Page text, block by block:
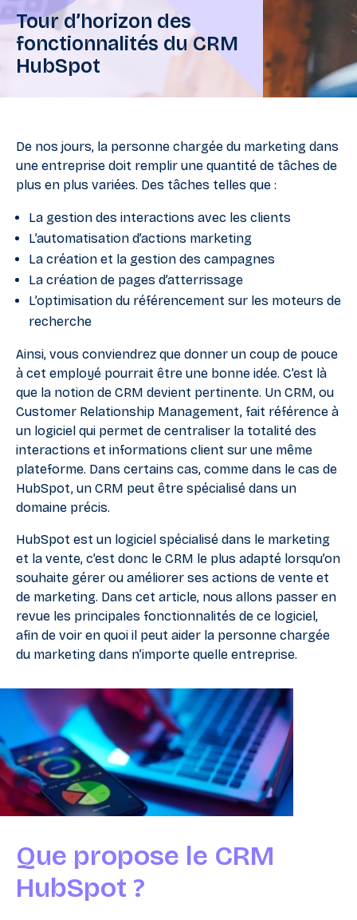
Tour d’horizon des
fonctionnalités du CRM
HubSpot
De nos jours, la personne chargée du marketing dans
une entreprise doit remplir une quantité de tâches de
plus en plus variées. Des tâches telles que :
La gestion des interactions avec les clients
L’automatisation d’actions marketing
La création et la gestion des campagnes
La création de pages d’atterrissage
L’optimisation du référencement sur les moteurs de
recherche
Ainsi, vous conviendrez que donner un coup de pouce
à cet employé pourrait être une bonne idée. C’est là
que la notion de CRM devient pertinente. Un CRM, ou
Customer Relationship Management, fait référence à
un logiciel qui permet de centraliser la totalité des
interactions et informations client sur une même
plateforme. Dans certains cas, comme dans le cas de
HubSpot, un CRM peut être spécialisé dans un
domaine précis.
HubSpot est un logiciel spécialisé dans le marketing
et la vente, c’est donc le CRM le plus adapté lorsqu’on
souhaite gérer ou améliorer ses actions de vente et
de marketing. Dans cet article, nous allons passer en
revue les principales fonctionnalités de ce logiciel,
afin de voir en quoi il peut aider la personne chargée
du marketing dans n’importe quelle entreprise.
Que propose le CRM
HubSpot ?